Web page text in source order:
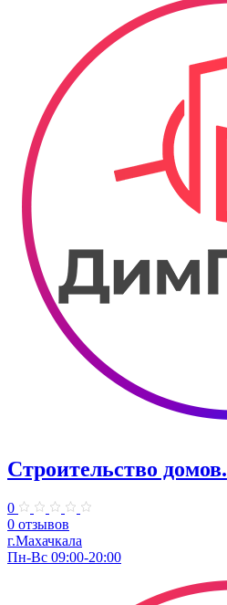
Строительство домов.
0
0 отзывов
г.Махачкала
Пн-Вс 09:00-20:00